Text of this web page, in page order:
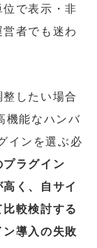
で表示・非
者でも迷わ
したい場合
機能なハンバ
インを選ぶ必
ラグイン
く、自サイ
較検討する
導入の失敗